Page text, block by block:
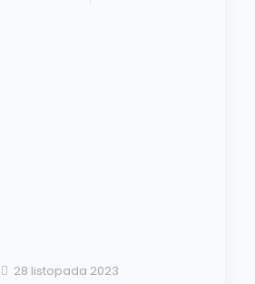
28 listopada 2023